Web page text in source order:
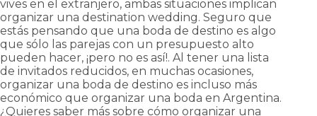
vives en el extranjero, ambas situaciones implican
organizar una destination wedding. Seguro que
estás pensando que una boda de destino es algo
que sólo las parejas con un presupuesto alto
pueden hacer, ¡pero no es así!. Al tener una lista
de invitados reducidos, en muchas ocasiones,
organizar una boda de destino es incluso más
económico que organizar una boda en Argentina.
¿Quieres saber más sobre cómo organizar una